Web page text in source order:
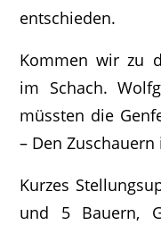
entschieden.
Kommen wir zu
im Schach.
müssten die
– Den
Kurzes
und 5 Bauern,